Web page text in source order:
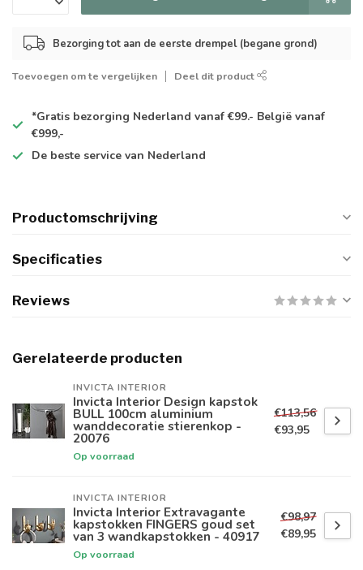
Bezorging tot aan de eerste drempel (begane grond)
Toevoegen om te vergelijken Deel dit product
*Gratis bezorging Nederland vanaf €99.- België vanaf
€999,-
De beste service van Nederland
Productomschrijving
Specificaties
Reviews
Gerelateerde producten
INVICTA INTERIOR
Invicta Interior Design kapstok
BULL 100cm aluminium
wanddecoratie stierenkop -
20076
Op voorraad
€113,56
€93,95
INVICTA INTERIOR
Invicta Interior Extravagante
kapstokken FINGERS goud set
van 3 wandkapstokken - 40917
Op voorraad
€98,97
€89,95